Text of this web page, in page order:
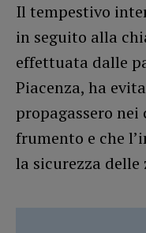
Il tempestivo
in seguito alla
effettuata dalle
Piacenza, ha
propagassero
frumento e che
la sicurezza